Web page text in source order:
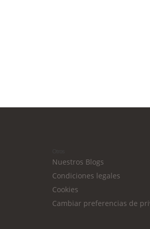
Nuestros Blogs
Condiciones legales
Cookies
Cambiar preferencias de